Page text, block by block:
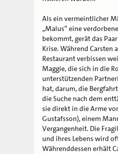
Als ein vermeintlicher
„Malus“ eine
bekommt, gerät das
Krise. Während Carsten
Restaurant verbissen
Maggie, die sich in die
unterstützenden
hat, darum, die
die Suche nach dem
sie direkt in die Arme
Gustafsson), einem
Vergangenheit. Die
und ihres Lebens wird
Währenddessen erhält